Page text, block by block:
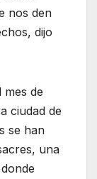
nos den
dijo
mes de
ciudad de
se han
una